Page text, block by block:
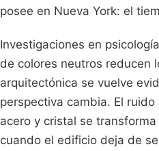
posee en Nueva York: el
Investigaciones en
de colores neutros reducen
arquitectónica se vuelve
perspectiva cambia. El
acero y cristal se
cuando el edificio deja de